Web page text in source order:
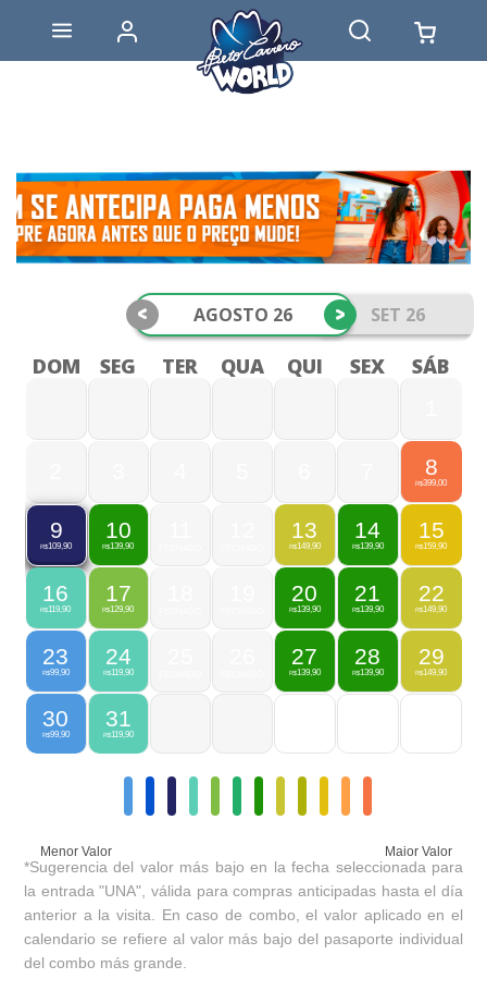
AGOSTO 26 SET 26
< >
DOM SEG TER QUA QUI SEX SÁB
8
R$399,00
9
R$109,90
10
R$139,90
13
R$149,90
14
R$139,90
15
R$159,90
16
R$119,90
17
R$129,90
20
R$139,90
21
R$139,90
22
R$149,90
23
R$99,90
24
R$119,90
27
R$139,90
28
R$139,90
29
R$149,90
30
R$99,90
31
R$119,90
Menor Valor Maior Valor
*Sugerencia del valor más bajo en la fecha seleccionada para
la entrada "UNA", válida para compras anticipadas hasta el día
anterior a la visita. En caso de combo, el valor aplicado en el
calendario se refiere al valor más bajo del pasaporte individual
del combo más grande.